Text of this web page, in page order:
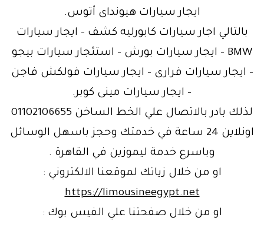
ايجار سيارات هيونداى أتوس.
بالتالي اجار سيارات كابورليه كشف – ايجار سيارات
BMW – ايجار سيارات بورش – استئجار سيارات بيجو
– ايجار سيارات فرارى – ايجار سيارات فولكش فاجن
– ايجار سيارات مينى كوبر.
لذلك بادر بالاتصال علي الخط الساخن 01102106655
اونلاين 24 ساعة في خدمتك وحجز باسهل الوسائل
وباسرع خدمة ليموزين في القاهرة .
او من خلال زياتك لموقعنا الالكتروني :
https://limousineegypt.net
او من خلال صفحتنا علي الفيس بوك :